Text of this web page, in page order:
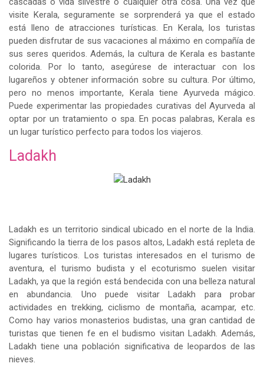
visite Kerala, seguramente se sorprenderá ya que el estado
está lleno de atracciones turísticas. En Kerala, los turistas
pueden disfrutar de sus vacaciones al máximo en compañía de
sus seres queridos. Además, la cultura de Kerala es bastante
colorida. Por lo tanto, asegúrese de interactuar con los
lugareños y obtener información sobre su cultura. Por último,
pero no menos importante, Kerala tiene Ayurveda mágico.
Puede experimentar las propiedades curativas del Ayurveda al
optar por un tratamiento o spa. En pocas palabras, Kerala es
un lugar turístico perfecto para todos los viajeros.
Ladakh
Ladakh es un territorio sindical ubicado en el norte de la India.
Significando la tierra de los pasos altos, Ladakh está repleta de
lugares turísticos. Los turistas interesados ​​en el turismo de
aventura, el turismo budista y el ecoturismo suelen visitar
Ladakh, ya que la región está bendecida con una belleza natural
en abundancia. Uno puede visitar Ladakh para probar
actividades en trekking, ciclismo de montaña, acampar, etc.
Como hay varios monasterios budistas, una gran cantidad de
turistas que tienen fe en el budismo visitan Ladakh. Además,
Ladakh tiene una población significativa de leopardos de las
nieves.